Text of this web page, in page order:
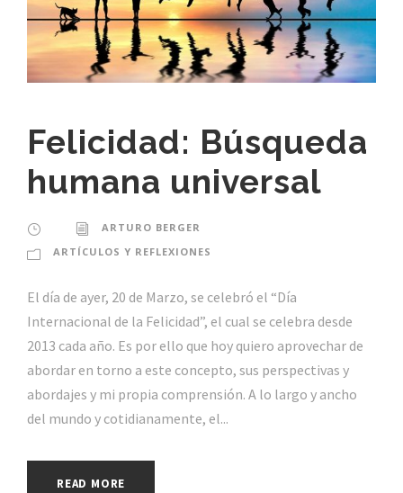
Felicidad: Búsqueda
humana universal
ARTURO BERGER
ARTÍCULOS Y REFLEXIONES
El día de ayer, 20 de Marzo, se celebró el “Día
Internacional de la Felicidad”, el cual se celebra desde
2013 cada año. Es por ello que hoy quiero aprovechar de
abordar en torno a este concepto, sus perspectivas y
abordajes y mi propia comprensión. A lo largo y ancho
del mundo y cotidianamente, el...
READ MORE